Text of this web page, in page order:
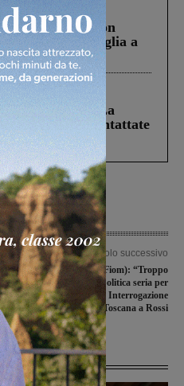
di Castiglion
ucciso la figlia a
di Miah Billal. La
contattate
Articolo successivo
Bekaert, Calosi (Fiom): “Troppo
silenzio, serve politica seria per
risolvere i problemi”. Interrogazione
di Sì Toscana a Rossi